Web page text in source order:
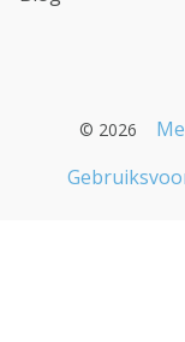
© 2026